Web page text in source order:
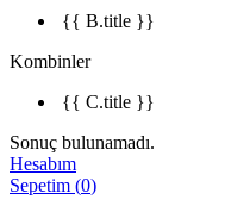
{{ B.title }}
Kombinler
{{ C.title }}
Sonuç bulunamadı.
Hesabım
Sepetim (0)